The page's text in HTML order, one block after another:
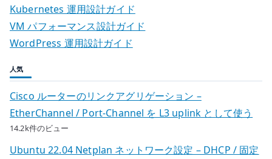
Kubernetes 運用設計ガイド
VM パフォーマンス設計ガイド
WordPress 運用設計ガイド
人気
Cisco ルーターのリンクアグリゲーション –
EtherChannel / Port-Channel を L3 uplink として使う
14.2k件のビュー
Ubuntu 22.04 Netplan ネットワーク設定 – DHCP / 固定